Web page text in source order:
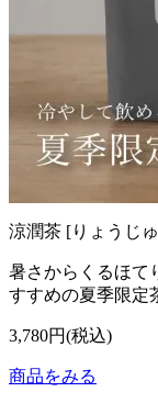
涼潤茶 [りょうじ
暑さからくるほて
すすめの夏季限定
3,780円(税込)
商品をみる